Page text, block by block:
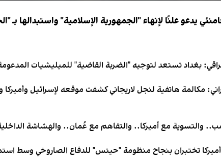
يدعو علنًا لإنهاء "الجمهورية الإسلامية" واستبدالها بـ
بغداد تستعد لتوجيه "الضربة القاضية" للميليشيات
مكالمة هاتفية لنجل لاريجاني كشفت موقعه لإسرائيل وأميركا
والتسوية مع أميركا.. والتفاهم مع عُمان.. والهشاشة
تختبران بنجاح منظومة "حيتس" للدفاع الصاروخي وسط